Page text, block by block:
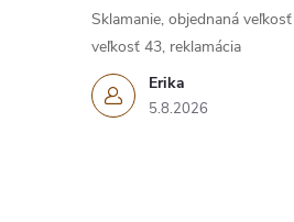
Erika
5.8.2026
Sklamanie, objednaná
veľkosť 43, reklamácia